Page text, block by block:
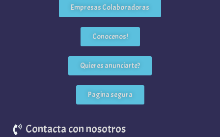
Empresas Colaboradoras
Conocenos!
Quieres anunciarte?
Pagina segura
Contacta con nosotros